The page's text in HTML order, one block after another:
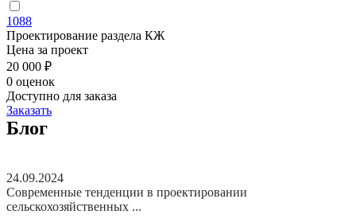
1088
Проектирование раздела КЖ
Цена за проект
20 000 ₽
0 оценок
Доступно для заказа
Заказать
Блог
24.09.2024
Современные тенденции в проектировании
сельскохозяйственных ...